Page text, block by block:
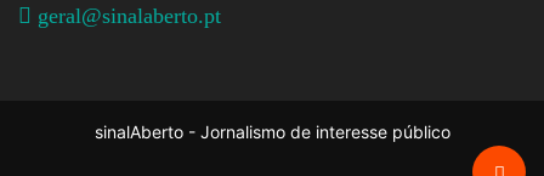
geral@sinalaberto.pt
sinalAberto - Jornalismo de interesse público